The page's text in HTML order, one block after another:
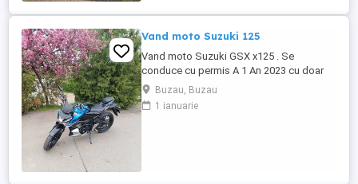
Vand moto Suzuki 125
Vand moto Suzuki GSX x125 . Se
conduce cu permis A 1 An 2023 cu doar
5000km Stare impecabila , fara cazaturi
ITP valabil pana in noiembrie 2027 Revizii
si schimb de ulei in service autorizat
Buzau, Buzau
1 ianuarie